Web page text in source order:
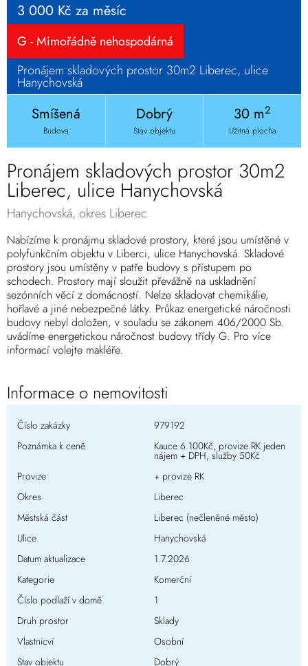
3 000 Kč za měsíc
G - Mimořádně nehospodárná
Pronájem skladových prostor 30m2 Liberec, ulice
Hanychovská
Smíšená
Budova
Dobrý
Stav objektu
30 m2
Užitná plocha
Pronájem skladových prostor 30m2
Liberec, ulice Hanychovská
Hanychovská, okres Liberec
Nabízíme k pronájmu skladové prostory, které jsou umístěné v
polyfunkčním objektu v Liberci, ulice Hanychovská. Skladové
prostory jsou umístěny v patře budovy s přístupem po
schodech. Prostory mají sloužit převážně na uskladnění
sezónních věcí z domácností. Nelze skladovat chemikálie,
hořlavé a jiné nebezpečné látky. Průkaz energetické náročnosti
budovy nebyl doložen, v souladu se zákonem 406/2000 Sb.
uvádíme energetickou náročnost budovy třídy G. Pro více
informací volejte makléře.
Informace o nemovitosti
Číslo zakázky
979192
Poznámka k ceně
Kauce 6.100Kč, provize RK jeden
nájem + DPH, služby 50Kč
Provize
+ provize RK
Okres
Liberec
Městská část
Liberec (nečleněné město)
Ulice
Hanychovská
Datum aktualizace
1.7.2026
Kategorie
Komerční
Číslo podlaží v domě
1
Druh prostor
Sklady
Vlastnicví
Osobní
Stav objektu
Dobrý